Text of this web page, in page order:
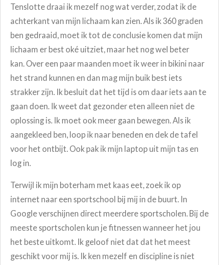
Tenslotte draai ik mezelf nog wat verder, zodat ik de
achterkant van mijn lichaam kan zien. Als ik 360 graden
ben gedraaid, moet ik tot de conclusie komen dat mijn
lichaam er best oké uitziet, maar het nog wel beter
kan. Over een paar maanden moet ik weer in bikini naar
het strand kunnen en dan mag mijn buik best iets
strakker zijn. Ik besluit dat het tijd is om daar iets aan te
gaan doen. Ik weet dat gezonder eten alleen niet de
oplossing is. Ik moet ook meer gaan bewegen. Als ik
aangekleed ben, loop ik naar beneden en dek de tafel
voor het ontbijt. Ook pak ik mijn laptop uit mijn tas en
log in.
Terwijl ik mijn boterham met kaas eet, zoek ik op
internet naar een sportschool bij mij in de buurt. In
Google verschijnen direct meerdere sportscholen. Bij de
meeste sportscholen kun je fitnessen wanneer het jou
het beste uitkomt. Ik geloof niet dat dat het meest
geschikt voor mij is. Ik ken mezelf en discipline is niet